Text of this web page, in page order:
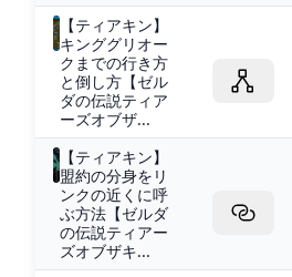
【ティアキン】
キンググリオー
クまでの行き方
と倒し方【ゼル
ダの伝説ティア
ーズオブザ...
【ティアキン】
盟約の分身をリ
ンクの近くに呼
ぶ方法【ゼルダ
の伝説ティアー
ズオブザキ...